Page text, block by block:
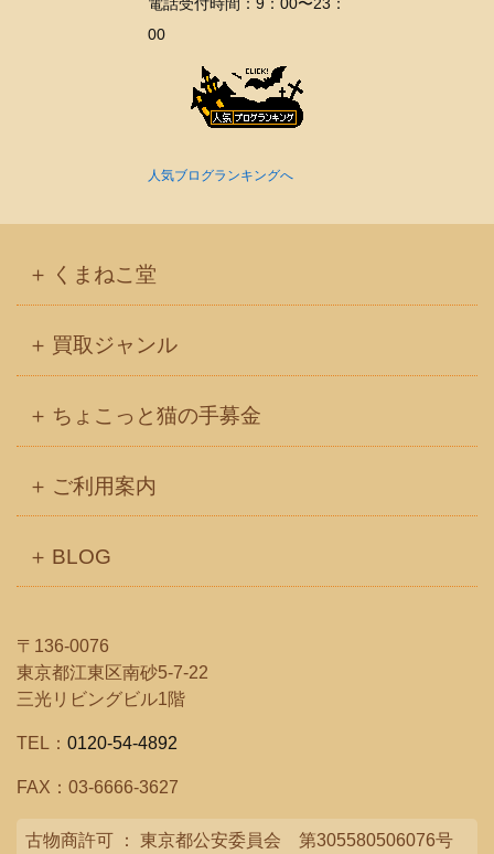
00
人気ブログランキングへ
くまねこ堂
買取ジャンル
ちょこっと猫の手募金
ご利用案内
BLOG
〒136-0076
東京都江東区南砂5-7-22
三光リビングビル1階
TEL： 0120-54-4892
FAX：03-6666-3627
古物商許可 ： 東京都公安委員会 第305580506076号